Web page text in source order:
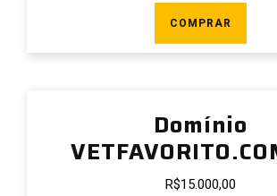
COMPRAR
Domínio
R$15.000,00